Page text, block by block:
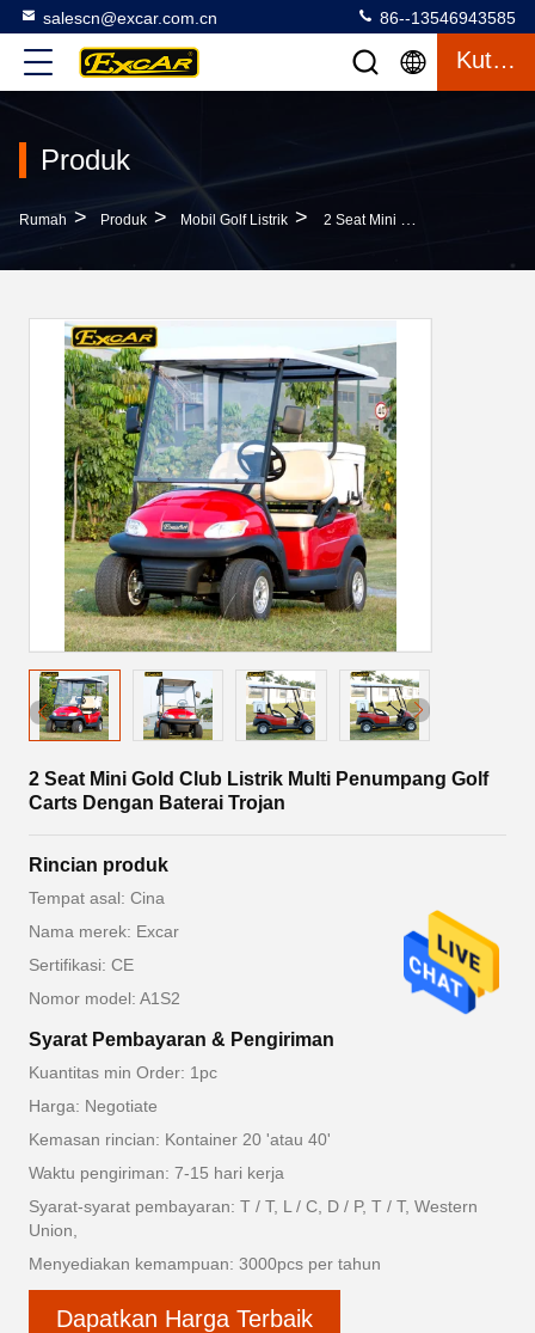
salescn@excar.com.cn 86--13546943585
Kutipan
Produk
Rumah > Produk > Mobil Golf Listrik > 2 Seat Mini Gold Club Listrik Multi Penumpang Golf Carts Dengan Baterai Trojan
2 Seat Mini Gold Club Listrik Multi Penumpang Golf
Carts Dengan Baterai Trojan
Rincian produk
Tempat asal: Cina
Nama merek: Excar
Sertifikasi: CE
Nomor model: A1S2
Syarat Pembayaran & Pengiriman
Kuantitas min Order: 1pc
Harga: Negotiate
Kemasan rincian: Kontainer 20 'atau 40'
Waktu pengiriman: 7-15 hari kerja
Syarat-syarat pembayaran: T / T, L / C, D / P, T / T, Western
Union,
Menyediakan kemampuan: 3000pcs per tahun
Dapatkan Harga Terbaik